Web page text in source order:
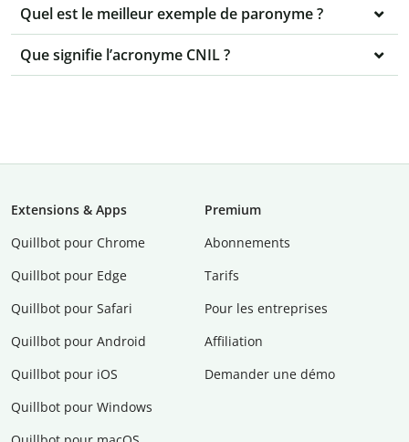
Quel est le meilleur exemple de paronyme ?
Que signifie l’acronyme CNIL ?
Extensions & Apps
Quillbot pour Chrome
Quillbot pour Edge
Quillbot pour Safari
Quillbot pour Android
Quillbot pour iOS
Quillbot pour Windows
Premium
Abonnements
Tarifs
Pour les entreprises
Affiliation
Demander une démo